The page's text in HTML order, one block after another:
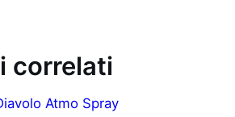
correlati